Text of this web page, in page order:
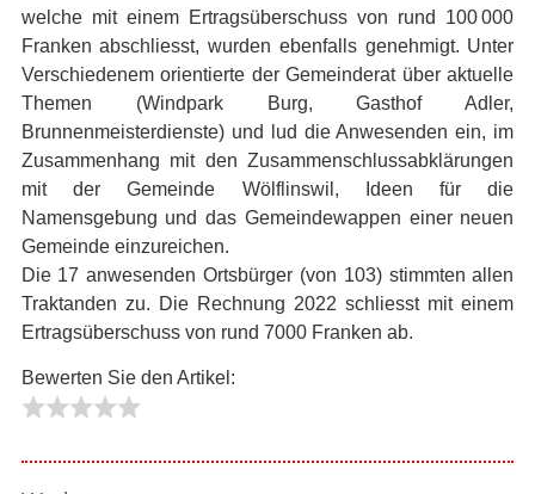
welche mit einem Ertragsüberschuss von rund 100 000
Franken abschliesst, wurden ebenfalls genehmigt. Unter
Verschiedenem orientierte der Gemeinderat über aktuelle
Themen (Windpark Burg, Gasthof Adler,
Brunnenmeisterdienste) und lud die Anwesenden ein, im
Zusammenhang mit den Zusammenschlussabklärungen
mit der Gemeinde Wölflinswil, Ideen für die
Namensgebung und das Gemeindewappen einer neuen
Gemeinde einzureichen.
Die 17 anwesenden Ortsbürger (von 103) stimmten allen
Traktanden zu. Die Rechnung 2022 schliesst mit einem
Ertragsüberschuss von rund 7000 Franken ab.
Bewerten Sie den Artikel:
Dank